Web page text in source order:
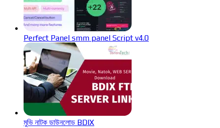
Perfect Panel smm panel Script v4.0
মুভি নাটক ডাউনলোড BDIX